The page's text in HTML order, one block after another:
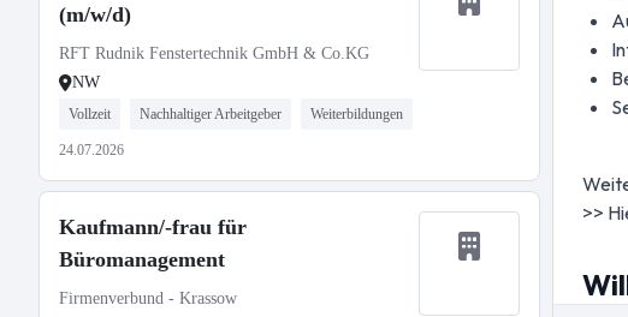
(m/w/d)
RFT Rudnik Fenstertechnik GmbH & Co.KG
NW
Vollzeit Nachhaltiger Arbeitgeber Weiterbildungen
24.07.2026
Kaufmann/-frau für
Büromanagement
Firmenverbund - Krassow